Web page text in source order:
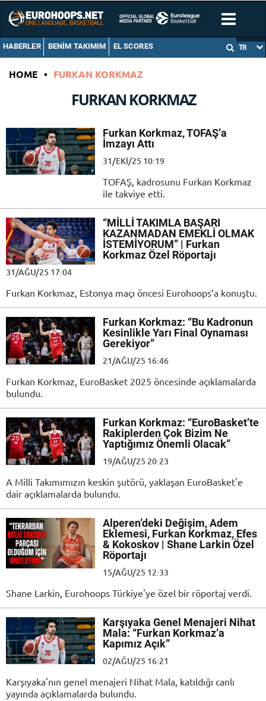
HABERLER BENIM TAKIMIM EL SCORES TR
HOME • FURKAN KORKMAZ
FURKAN KORKMAZ
Furkan Korkmaz, TOFAŞ’a
İmzayı Attı
31/EKI/25 10:19
TOFAŞ, kadrosunu Furkan Korkmaz
ile takviye etti.
“MİLLİ TAKIMLA BAŞARI
KAZANMADAN EMEKLİ OLMAK
İSTEMİYORUM” | Furkan
Korkmaz Özel Röportajı
31/AĞU/25 17:04
Furkan Korkmaz, Estonya maçı öncesi Eurohoops’a konuştu.
Furkan Korkmaz: “Bu Kadronun
Kesinlikle Yarı Final Oynaması
Gerekiyor”
21/AĞU/25 16:46
Furkan Korkmaz, EuroBasket 2025 öncesinde açıklamalarda
bulundu.
Furkan Korkmaz: “EuroBasket’te
Rakiplerden Çok Bizim Ne
Yaptığımız Önemli Olacak”
19/AĞU/25 20:23
A Milli Takımımızın keskin şutörü, yaklaşan EuroBasket'e
dair açıklamalarda bulundu.
Alperen’deki Değişim, Adem
Eklemesi, Furkan Korkmaz, Efes
& Kokoskov | Shane Larkin Özel
Röportajı
15/AĞU/25 12:33
Shane Larkin, Eurohoops Türkiye'ye özel bir röportaj verdi.
Karşıyaka Genel Menajeri Nihat
Mala: “Furkan Korkmaz’a
Kapımız Açık”
02/AĞU/25 16:21
Karşıyaka'nın genel menajeri Nihat Mala, katıldığı canlı
yayında açıklamalarda bulundu.